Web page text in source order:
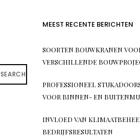
SEARCH
MEEST RECENTE BERICHTEN
SOORTEN BOUWKRANEN
VERSCHILLENDE
PROFESSIONEEL
VOOR BINNEN- EN
INVLOED VAN
BEDRIJFSRESULTATEN